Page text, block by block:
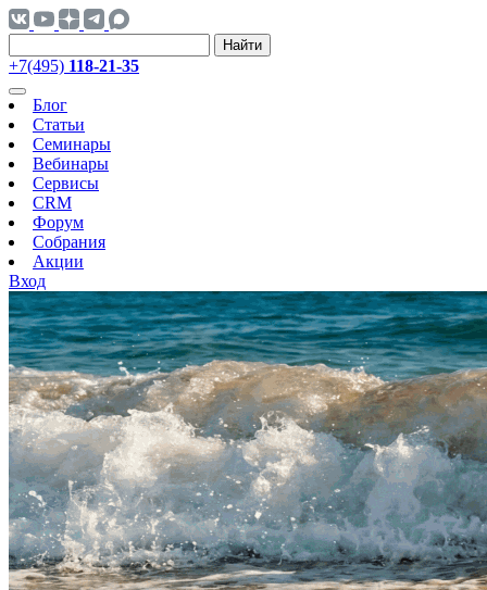
Найти
+7(495) 118-21-35
Блог
Статьи
Семинары
Вебинары
Сервисы
CRM
Форум
Собрания
Акции
Вход